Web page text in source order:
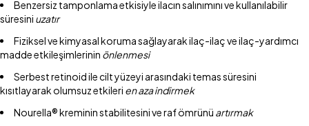
Benzersiz tamponlama etkisiyle ilacın salınımını ve kullanılabilir
süresini uzatır
Fiziksel ve kimyasal koruma sağlayarak ilaç-ilaç ve ilaç-yardımcı
madde etkileşimlerinin önlenmesi
Serbest retinoid ile cilt yüzeyi arasındaki temas süresini
kısıtlayarak olumsuz etkileri en aza indirmek
Nourella® kreminin stabilitesini ve raf ömrünü artırmak